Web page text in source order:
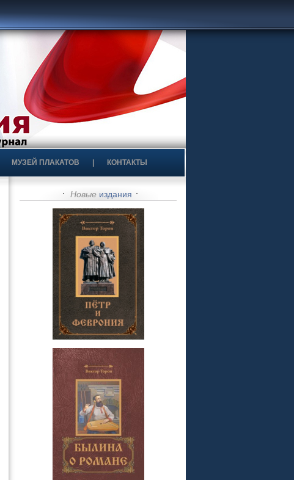
МУЗЕЙ ПЛАКАТОВ КОНТАКТЫ
Новые издания